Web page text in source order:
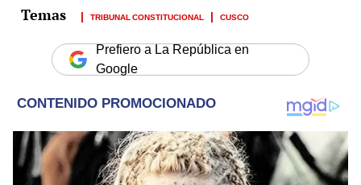
TRIBUNAL CONSTITUCIONAL CUSCO
Prefiero a La República en
Google